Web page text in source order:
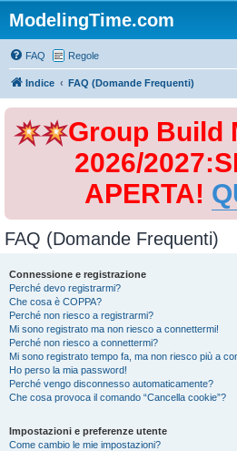
ModelingTime.com
FAQ Regole
Indice FAQ (Domande Frequenti)
Group Build
2026/
APERTA!
FAQ (Domande Frequenti)
Connessione e registrazione
Perché devo registrarmi?
Che cosa è COPPA?
Perché non riesco a registrarmi?
Mi sono registrato ma non riesco a connettermi!
Perché non riesco a connettermi?
Mi sono registrato tempo fa, ma non riesco più a
Ho perso la mia password!
Perché vengo disconnesso automaticamente?
Che cosa provoca il comando “Cancella cookie”?
Impostazioni e preferenze utente
Come cambio le mie impostazioni?